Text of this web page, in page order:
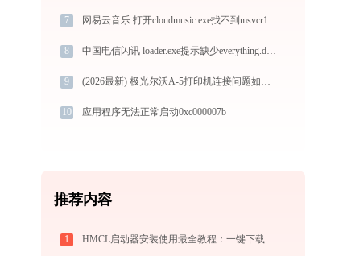
7 网易云音乐 打开cloudmusic.exe找不到msvcr100.dll怎么办
8 中国电信闪讯 loader.exe提示缺少everything.dll文件的解决办法
9 (2026最新) 极光尔沃A-5打印机连接问题如何解决？ -金山毒霸
10 应用程序无法正常启动0xc000007b
推荐内容
1 HMCL启动器安装使用最全教程：一键下载我的世界，轻松搞定Mod与Java配置